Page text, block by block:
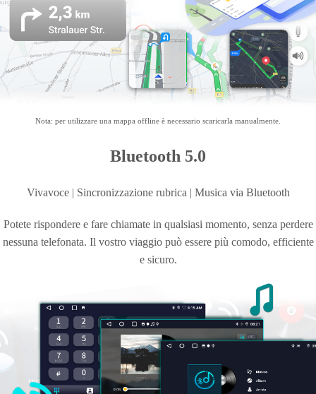
Le radio Android Junsun supportano mappe offline e online, così da
trovare sempre la rotta giusta. Offriamo aggiornamenti gratuiti, così
avrete sempre i dati cartografici più aggiornati.
Vivavoce | Sincronizzazione rubrica | Musica via Bluetooth
Potete rispondere e fare chiamate in qualsiasi momento, senza perdere
nessuna telefonata. Il vostro viaggio può essere più comodo, efficiente
e sicuro.